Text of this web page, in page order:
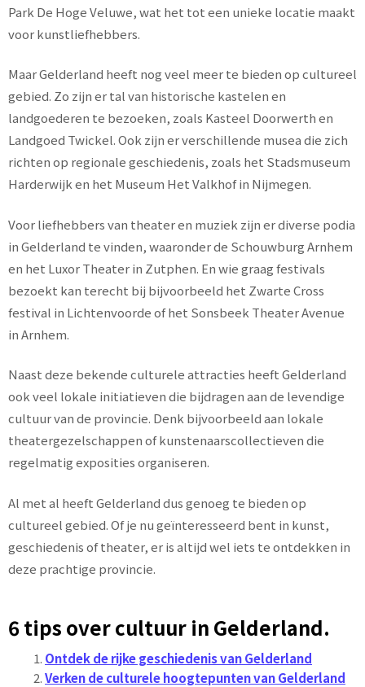
Park De Hoge Veluwe, wat het tot een unieke locatie maakt
voor kunstliefhebbers.
Maar Gelderland heeft nog veel meer te bieden op cultureel
gebied. Zo zijn er tal van historische kastelen en
landgoederen te bezoeken, zoals Kasteel Doorwerth en
Landgoed Twickel. Ook zijn er verschillende musea die zich
richten op regionale geschiedenis, zoals het Stadsmuseum
Harderwijk en het Museum Het Valkhof in Nijmegen.
Voor liefhebbers van theater en muziek zijn er diverse podia
in Gelderland te vinden, waaronder de Schouwburg Arnhem
en het Luxor Theater in Zutphen. En wie graag festivals
bezoekt kan terecht bij bijvoorbeeld het Zwarte Cross
festival in Lichtenvoorde of het Sonsbeek Theater Avenue
in Arnhem.
Naast deze bekende culturele attracties heeft Gelderland
ook veel lokale initiatieven die bijdragen aan de levendige
cultuur van de provincie. Denk bijvoorbeeld aan lokale
theatergezelschappen of kunstenaarscollectieven die
regelmatig exposities organiseren.
Al met al heeft Gelderland dus genoeg te bieden op
cultureel gebied. Of je nu geïnteresseerd bent in kunst,
geschiedenis of theater, er is altijd wel iets te ontdekken in
deze prachtige provincie.
6 tips over cultuur in Gelderland.
Ontdek de rijke geschiedenis van Gelderland
Verken de culturele hoogtepunten van Gelderland